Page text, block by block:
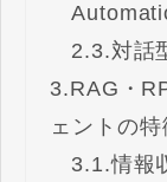
2.3.対話
3.RAG・
ェントの特
3.1.情報